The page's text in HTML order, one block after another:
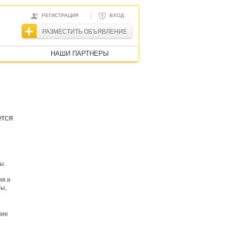
РЕГИСТРАЦИЯ | ВХОД
РАЗМЕСТИТЬ ОБЪЯВЛЕНИЕ
НАШИ ПАРТНЕРЫ
и